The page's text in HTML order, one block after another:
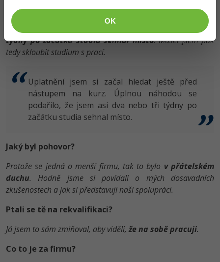
OK
Uplatnění jsem si začal hledat
ještě před nástupem na
kurz
dva nebo tři
týdny po začátku studia sehnal místo. Musel jsem pak
tedy skloubit studium s prací.
Uplatnění jsem si začal hledat ještě před
nástupem na kurz. Úplnou náhodou se
podařilo, že jsem asi dva nebo tři týdny po
začátku studia sehnal místo.
Jaký byl pohovor?
Protože se jedná o menší firmu, tak to bylo v přátelském
duchu. Hodně jsme si povídali o mých dosavadních
zkušenostech a jak si představuji naši spolupráci.
Ptali se tě na rekvalifikaci?
Já jsem to sám zmiňoval, aby viděli, že na sobě pracuji.
Co to je za firmu?